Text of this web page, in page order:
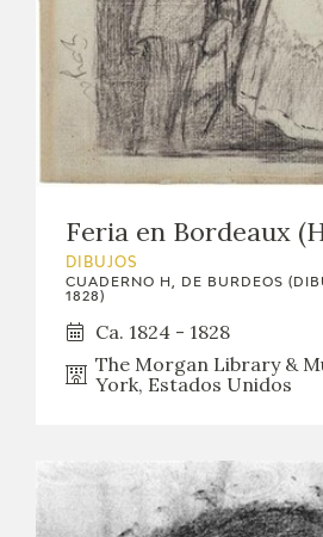
Feria en Bordeaux
DIBUJOS
CUADERNO H, DE BURDEOS
1828)
Ca. 1824 - 1828
The Morgan Library &
York, Estados Unidos